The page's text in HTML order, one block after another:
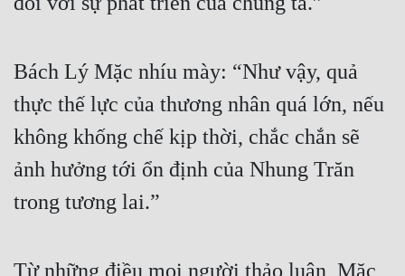
Bách Lý Mặc nhíu mày: “Như vậy, quả
thực thế lực của thương nhân quá lớn, nếu
không khống chế kịp thời, chắc chắn sẽ
ảnh hưởng tới ổn định của Nhung Trăn
trong tương lai.”
Từ những điều mọi người thảo luận, Mặc